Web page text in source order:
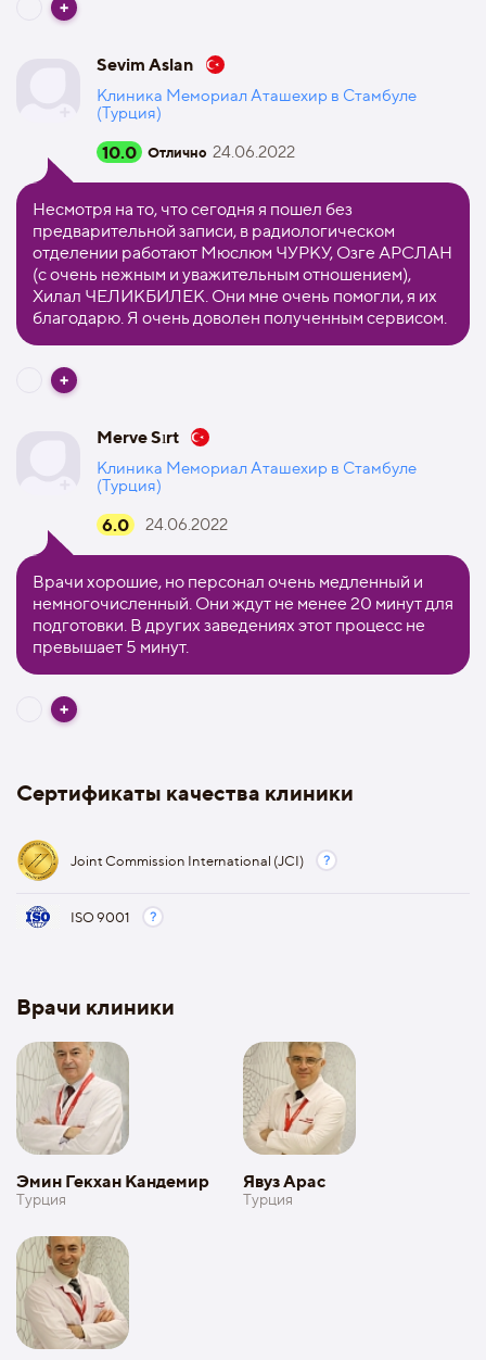
Sevim Aslan
Клиника Мемориал Аташехир в Стамбуле
(Турция)
10.0 Отлично 24.06.2022
Несмотря на то, что сегодня я пошел без
предварительной записи, в радиологическом
отделении работают Мюслюм ЧУРКУ, Озге АРСЛАН
(с очень нежным и уважительным отношением),
Хилал ЧЕЛИКБИЛЕК. Они мне очень помогли, я их
благодарю. Я очень доволен полученным сервисом.
Merve Sırt
Клиника Мемориал Аташехир в Стамбуле
(Турция)
6.0 24.06.2022
Врачи хорошие, но персонал очень медленный и
немногочисленный. Они ждут не менее 20 минут для
подготовки. В других заведениях этот процесс не
превышает 5 минут.
Сертификаты качества клиники
Joint Commission International (JCI)
ISO 9001
Врачи клиники
Эмин Гекхан Кандемир
Турция
Явуз Арас
Турция